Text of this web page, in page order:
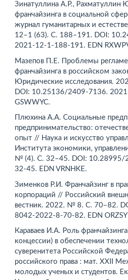
Зинатуллина А.Р., Рахматуллин
франчайзинга в социальной
журнал гуманитарных и
12–1 (63). С. 188–191. DOI:
2021-12-1-188-191. EDN
Мазепов П.Е. Проблемы
франчайзинга в российском
Юридические исследования.
DOI: 10.25136/2409-7136.
GSWWYC.
Плюхина А.А. Социальные
предпринимательство:
опыт // Наука и искусство
Института экономики,
№ (4). С. 32–45. DOI:
32-45. EDN VRNHKE.
Зименков Р.И. Франчайзинг в
корпораций // Российский
вестник. 2022. № 8. С. 70–82.
8042-2022-8-70-82. EDN
Караваев И.А. Роль
концессии) в обеспечении
суверенитета Российской
российского права : мат. XXII
молодых ученых и студентов.